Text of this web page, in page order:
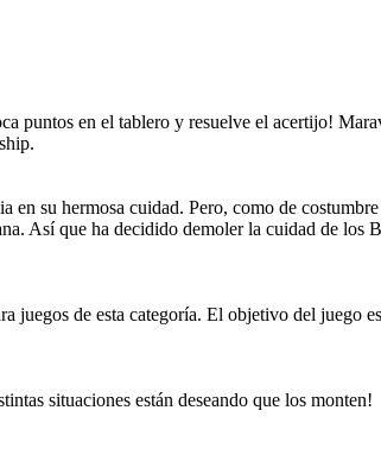
puntos en el tablero y resuelve el acertijo!
su hermosa cuidad. Pero, como de
Así que ha decidido demoler la cuidad de
de esta categoría. El objetivo del juego
situaciones están deseando que los monten!